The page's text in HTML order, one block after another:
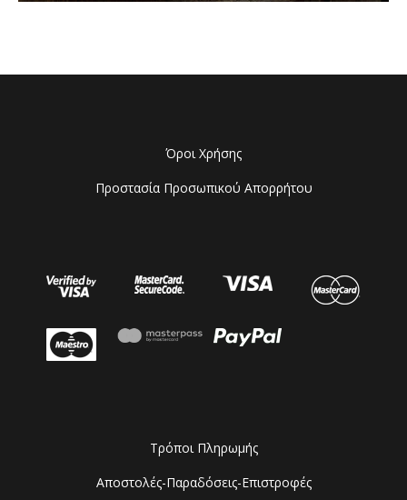
Όροι Χρήσης
Προστασία Προσωπικού Απορρήτου
Τρόποι Πληρωμής
Αποστολές-Παραδόσεις-Επιστροφές